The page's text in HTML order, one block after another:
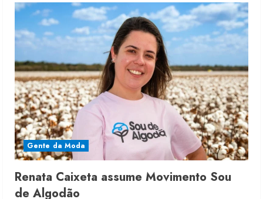
Gente da Moda
Renata Caixeta assume Movimento Sou
de Algodão